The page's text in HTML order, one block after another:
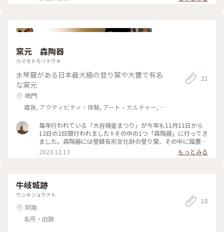
へのこだわりを感じます( ¯﹀¯ ) * 椀物は、こちらも祖谷の郷
好 #祖谷 #祖谷温泉 #渓谷の隠れ宿祖谷美人 #でこまわし #囲炉
た * 〇 ごうしゅいも（そば団子の場合もありますが、こちら
で、ぐるぐると串を回しながら作ります！ ごうしゅういもや
ん 多喜物は牡丹鍋 椀物は、こちらも祖谷の郷土料理『祖谷そ
ば』 宿の人いわく、太くて短い祖谷そばを、のど越しのよく
くさんの夕食、大変満足です #四国 #徳島 #三好 #祖谷 #祖谷温
泉 #渓谷の隠れ宿祖谷美人 #でこまわし #囲炉裏 #祖谷そば
窯元 森陶器
カマモトモリトウキ
水琴窟がある日本最大級の登り窯や大甕で有名
な窯元
鳴門
雑貨, アクティビティ・体験, アート・カルチャー, ラ
21
毎年行われている「大谷焼釜まつり」が今年も11月11日から
12日の2日間行われました⚱️その中の1つ「森陶器」に行ってき
ました。森陶器には登録有形文化財の登り窯、その中に設置し
ている水琴窟で人気のお店です。知らなかったのですが、6月
の豪雨と台風の被害で1部が壊れて修復工事をされていたそう
してお買い得品もあり、500円ガチャもあり、幅広い年代の方
で賑わっていました。ガチャの中身は箸置き、娘が引いたのは
素晴らしい鯛と渦潮の箸置きでお店の方が曰くお値段以上の品
だとのこと。素人の私達でも、素晴らしいと思った品でした。
✨何十年も前に何回か行った登窯、調度蔦の葉が紅葉して風流
2023.12.13 もっとみる
牛岐城跡
ウシキジョウアト
阿南
名所・旧跡
18